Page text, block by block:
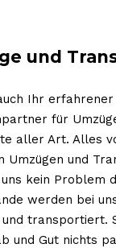
und
Ihr erfahrener
für
aller Art. Alles
Umzügen und
kein Problem
werden bei
transportiert.
und Gut nichts